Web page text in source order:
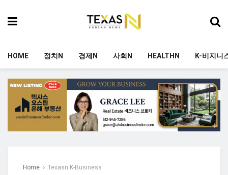
HOME 정치N 경제N 사회N HEALTHN K-비지니
Home Texasn K-Business